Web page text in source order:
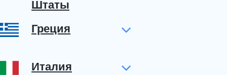
Штаты
Греция
Италия